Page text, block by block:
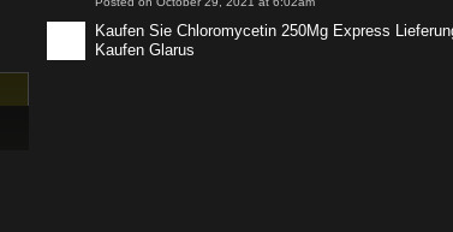
Kaufen Sie Chloromycetin 250Mg Express
Kaufen Glarus